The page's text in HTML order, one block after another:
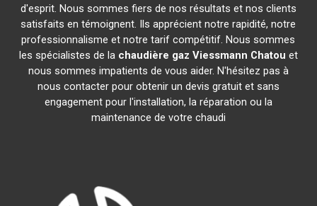
d'esprit. Nous sommes fiers de nos résultats et nos clients
satisfaits en témoignent. Ils apprécient notre rapidité, notre
professionnalisme et notre tarif compétitif. Nous sommes
les spécialistes de la chaudière gaz Viessmann Chatou et
nous sommes impatients de vous aider. N'hésitez pas à
nous contacter pour obtenir un devis gratuit et sans
engagement pour l'installation, la réparation ou la
maintenance de votre chaudi